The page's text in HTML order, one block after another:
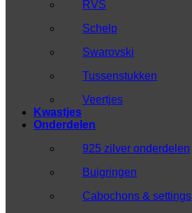
RVS
Schelp
Swarovski
Tussenstukken
Veertjes
Kwastjes
Onderdelen
925 zilver onderdelen
Buigringen
Cabochons & settings